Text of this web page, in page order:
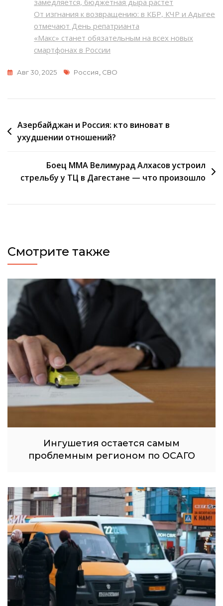
замедляется, бюджетная дыра растет
От изгнания к возвращению: в КБР, КЧР и Адыгее
отмечают День репатрианта
«Макс» станет обязательным на всех новых
смартфонах в России
Авг 30, 2025 Метки
Россия, СВО
Навигация
по
Азербайджан и Россия: кто виноват в
ухудшении отношений?
Боец ММА Велимурад Алхасов устроил
стрельбу у ТЦ в Дагестане — что произошло
Смотрите также
Ингушетия остается самым
проблемным регионом по ОСАГО